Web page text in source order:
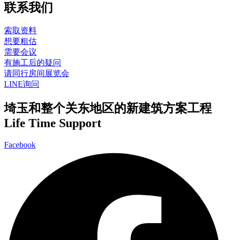
联系我们
索取资料
想要粗估
需要会议
有施工后的疑问
请同行房间展览会
LINE询问
埼玉和整个关东地区的新建筑方案工程
Life Time Support
Facebook